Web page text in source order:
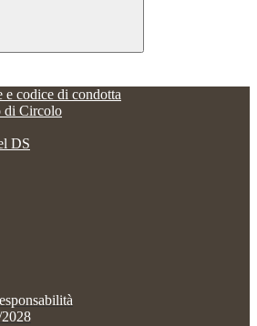
codice di condotta
di Circolo
DS